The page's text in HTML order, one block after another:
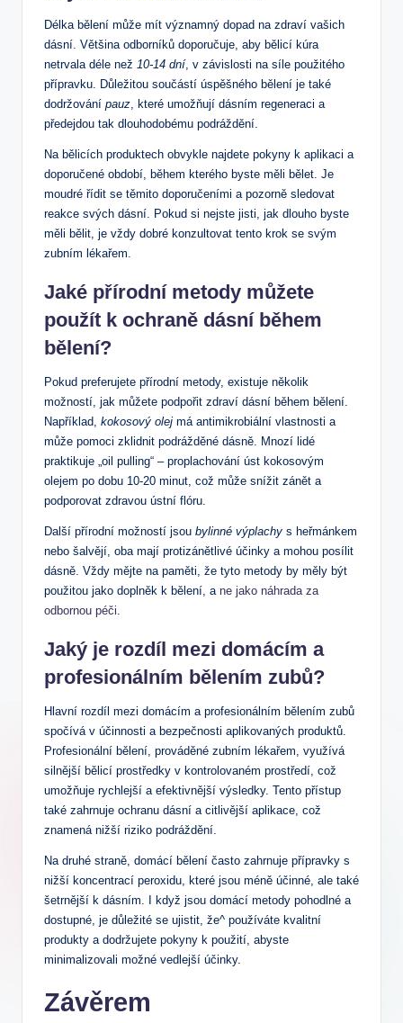
Délka bělení může mít významný dopad na zdraví vašich
dásní. Většina odborníků doporučuje, aby bělicí kúra
netrvala déle než 10-14 dní, v závislosti na síle použitého
přípravku. Důležitou součástí úspěšného bělení je také
dodržování pauz, které umožňují dásním regeneraci a
předejdou tak dlouhodobému podráždění.
Na bělicích produktech obvykle najdete pokyny k aplikaci a
doporučené období, během kterého byste měli bělet. Je
moudré řídit se těmito doporučeními a pozorně sledovat
reakce svých dásní. Pokud si nejste jisti, jak dlouho byste
měli bělit, je vždy dobré konzultovat tento krok se svým
zubním lékařem.
Jaké přírodní metody můžete
použít k ochraně dásní během
bělení?
Pokud preferujete přírodní metody, existuje několik
možností, jak můžete podpořit zdraví dásní během bělení.
Například, kokosový olej má antimikrobiální vlastnosti a
může pomoci zklidnit podrážděné dásně. Mnozí lidé
praktikuje „oil pulling“ – proplachování úst kokosovým
olejem po dobu 10-20 minut, což může snížit zánět a
podporovat zdravou ústní flóru.
Další přírodní možností jsou bylinné výplachy s heřmánkem
nebo šalvějí, oba mají protizánětlivé účinky a mohou posílit
dásně. Vždy mějte na paměti, že tyto metody by měly být
použitou jako doplněk k bělení, a ne jako náhrada za
odbornou péči.
Jaký je rozdíl mezi domácím a
profesionálním bělením zubů?
Hlavní rozdíl mezi domácím a profesionálním bělením zubů
spočívá v účinnosti a bezpečnosti aplikovaných produktů.
Profesionální bělení, prováděné zubním lékařem, využívá
silnější bělicí prostředky v kontrolovaném prostředí, což
umožňuje rychlejší a efektivnější výsledky. Tento přístup
také zahrnuje ochranu dásní a citlivější aplikace, což
znamená nižší riziko podráždění.
Na druhé straně, domácí bělení často zahrnuje přípravky s
nižší koncentrací peroxidu, které jsou méně účinné, ale také
šetrnější k dásním. I když jsou domácí metody pohodlné a
dostupné, je důležité se ujistit, že^ používáte kvalitní
produkty a dodržujete pokyny k použití, abyste
minimalizovali možné vedlejší účinky.
Závěrem